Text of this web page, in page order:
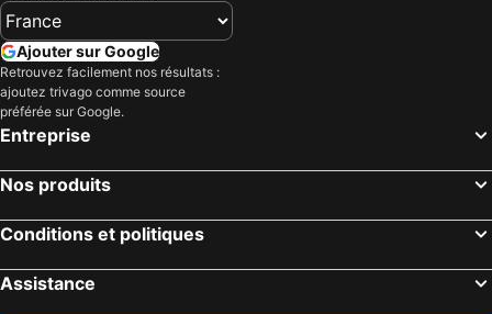
Ajouter sur Google
Retrouvez facilement nos résultats :
ajoutez trivago comme source
préférée sur Google.
Entreprise
Nos produits
Conditions et politiques
Assistance